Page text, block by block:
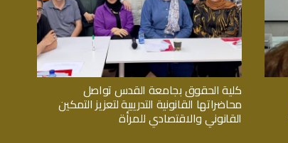
كلية الحقوق بجامعة القدس تواصل
محاضراتها القانونية التدريبية لتعزيز التمكين
القانوني والاقتصادي للمرأة